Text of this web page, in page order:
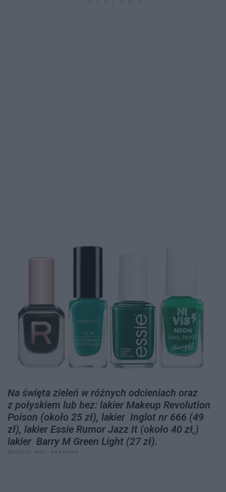
Na święta zieleń w różnych odcieniach oraz
z połyskiem lub bez: lakier Makeup Revolution
Poison (około 25 zł), lakier Inglot nr 666 (49
zł), lakier Essie Rumor Jazz It (około 40 zł,)
lakier Barry M Green Light (27 zł).